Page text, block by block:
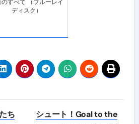
のすべて （ブルーレイ
ディスク）
ち
シュート！Goal to the